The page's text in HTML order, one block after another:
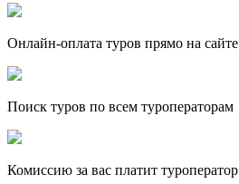
Онлайн-оплата туров прямо на сайте
Поиск туров по всем туроператорам
Комиссию за вас платит туроператор